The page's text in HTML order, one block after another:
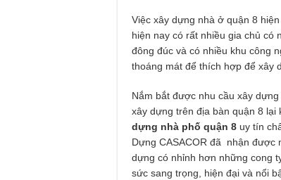
Việc xây dựng nhà ở quận 8
hiện nay có rất nhiều gia chủ có
đông đúc và có nhiều khu công
thoáng mát để thích hợp để xây
Nắm bắt được nhu cầu xây
xây dựng trên địa bàn quận 8
dựng nhà phố quận 8 uy tín
Dựng CASACOR đã nhận được
dựng có nhỉnh hơn những cong
sức sang trọng, hiện đại và nổi